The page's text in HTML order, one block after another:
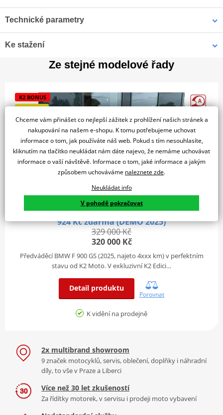
BMW S 1000 XR
V PLNÉ SÍLE – S MAXIMÁLNÍ VÝDRŽÍ |
#NeverStopChallenging
ultimativní symbiózu výbavy na dlouhé tratě a High
základu) a špičkovým komfortem.
Rok výroby Najeto
125 kW 04/2030
AIRBAGOVÁ VESTA IXS
IPRO 1.0 ZDARMA V RÁMCI K2 BONUSU
lehká. Včetně 3 měsíců předplatného zdarma.
Technické parametry
Motor
Typ
chlazení
olejem/vodou
Zdvihový
objem
999 cm³
Způsob
startování
Elektrický
motoru
Olejem/vodou chlazený čtyřválcový
válec
Brzdy a Odpružení
Dvoukotoučová brzda, průměr 320 mm,
4pístkové pevné třmeny
dvoupístkový plovoucí třmen
odpružení
elektronickou regulací (Dynamic ESA)
odpružení
Dynamické odpružení „Electronic
nastavitelné předpětí pružiny, zpětný útlum
a komprese tlumiče s elektronickou regulací
Ke stažení
Cenová karta S1000XR.pdf
Ze stejné modelové řady
K2 BONUS
SLEVA 3%
BMW F 900 GS – K2 EDICE s výbavou SHAD za 28
924 Kč zdarma (DEMO 2025)
329 000 Kč
320 000 Kč
Předváděcí BMW F 900 GS (2025, najeto 4xxx km) v perfektním
stavu od K2 Moto. V exkluzivní K2 Edici…
Detail produktu
Porovnat
K vidění na prodejně
2x multibrand showroom
9 značek motocyklů, servis, oblečení, doplňky i náhradní
díly, to vše v Praze a Liberci
Více než 30 let zkušeností
Za řídítky motorek, v servisu i prodeji moto vybavení
Chceme vám přinášet co nejlepší zážitek z prohlížení našich stránek a
nakupování na našem e-shopu. K tomu potřebujeme uchovat
informace o tom, jak používáte náš web. Pokud s tím nesouhlasíte,
kliknutím na tlačítko neukládat nám dáte najevo, že nemáme uchovávat
informace o vaší návštěvě. Informace o tom, jaké informace a jakým
způsobem uchováváme naleznete zde.
Neukládat info
V pohodě pokračovat